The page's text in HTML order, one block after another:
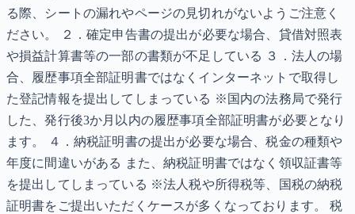
る際、シートの漏れやページの見切れがないようご注意く
ださい。 ２．確定申告書の提出が必要な場合、貸借対照表
や損益計算書等の一部の書類が不足している ３．法人の場
合、履歴事項全部証明書ではなくインターネットで取得し
た登記情報を提出してしまっている ※国内の法務局で発行
した、発行後3か月以内の履歴事項全部証明書が必要となり
ます。 ４．納税証明書の提出が必要な場合、税金の種類や
年度に間違いがある また、納税証明書ではなく領収証書等
を提出してしまっている ※法人税や所得税等、国税の納税
証明書をご提出いただくケースが多くなっております。 税